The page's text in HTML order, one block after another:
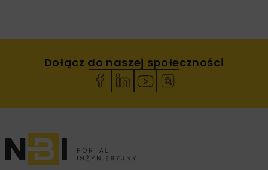
Dołącz do naszej społeczności